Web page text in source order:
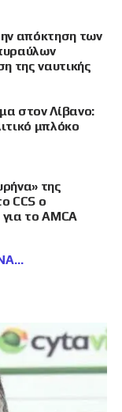
απόκτηση των
της ναυτικής
στον Λίβανο:
μπλόκο
της
CCS ο
το AMCA